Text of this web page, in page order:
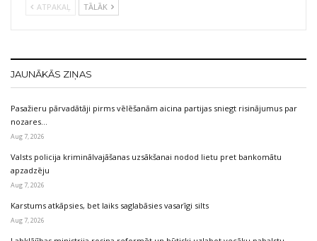
ATPAKAĻ TĀLĀK
JAUNĀKĀS ZIŅAS
Pasažieru pārvadātāji pirms vēlēšanām aicina partijas sniegt risinājumus par
nozares…
Aug 7, 2026
Valsts policija kriminālvajāšanas uzsākšanai nodod lietu pret bankomātu
apzadzēju
Aug 7, 2026
Karstums atkāpsies, bet laiks saglabāsies vasarīgi silts
Aug 7, 2026